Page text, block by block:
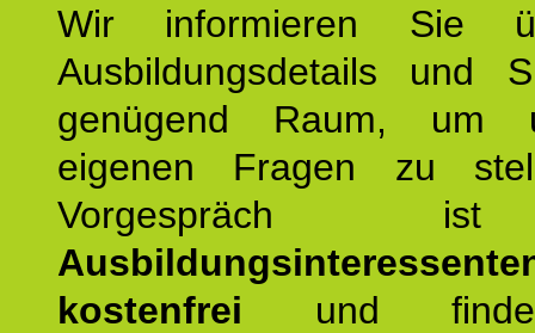
Wir informieren Sie
Ausbildungsdetails und
genügend Raum, um
eigenen Fragen zu
kostenfrei und